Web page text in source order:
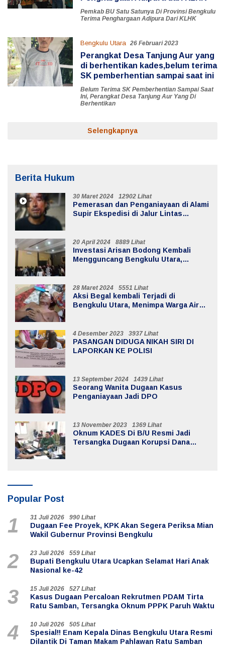
Pemkab BU Satu Satunya Di Provinsi Bengkulu
Terima Penghargaan Adipura Dari KLHK
Bengkulu Utara 26 Februari 2023
Perangkat Desa Tanjung Aur yang
di berhentikan kades,belum terima
SK pemberhentian sampai saat ini
Belum Terima SK Pemberhentian Sampai Saat
Ini, Perangkat Desa Tanjung Aur Yang Di
Berhentikan
Selengkapnya
Berita Hukum
30 Maret 2024 12902 Lihat
Pemerasan dan Penganiayaan di Alami
Supir Ekspedisi di Jalur Lintas
20 April 2024 8889 Lihat
Investasi Arisan Bodong Kembali
Mengguncang Bengkulu Utara,
28 Maret 2024 5551 Lihat
Aksi Begal kembali Terjadi di
Bengkulu Utara, Menimpa Warga Air
4 Desember 2023 3937 Lihat
PASANGAN DIDUGA NIKAH SIRI DI
LAPORKAN KE POLISI
13 September 2024 1439 Lihat
Seorang Wanita Dugaan Kasus
Penganiayaan Jadi DPO
13 November 2023 1369 Lihat
Oknum KADES Di B/U Resmi Jadi
Tersangka Dugaan Korupsi Dana
Popular Post
1 31 Juli 2026 990 Lihat
Dugaan Fee Proyek, KPK Akan Segera Periksa Mian
Wakil Gubernur Provinsi Bengkulu
2 23 Juli 2026 559 Lihat
Bupati Bengkulu Utara Ucapkan Selamat Hari Anak
Nasional ke-42
3 15 Juli 2026 527 Lihat
Kasus Dugaan Percaloan Rekrutmen PDAM Tirta
Ratu Samban, Tersangka Oknum PPPK Paruh Waktu
4 10 Juli 2026 505 Lihat
Spesial!! Enam Kepala Dinas Bengkulu Utara Resmi